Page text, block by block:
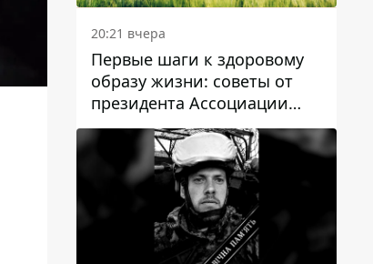
20:21 вчера
Первые шаги к здоровому
образу жизни: советы от
президента Ассоциации
диетологов Украины